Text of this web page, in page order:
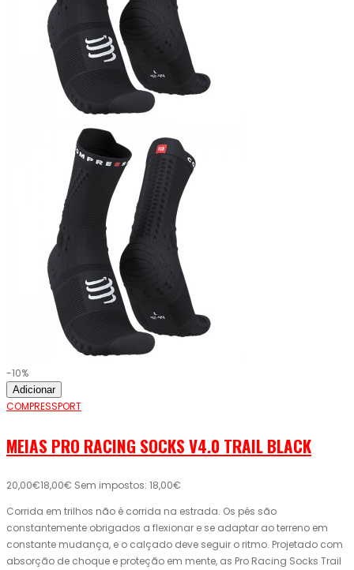
-10%
Adicionar
COMPRESSPORT
MEIAS PRO RACING SOCKS V4.0 TRAIL BLACK
20,00€18,00€ Sem impostos: 18,00€
Corrida em trilhos não é corrida na estrada. Os pés são
constantemente obrigados a flexionar e se adaptar ao terreno em
constante mudança, e o calçado deve seguir o ritmo. Projetado com
absorção de choque e proteção em mente, as Pro Racing Socks Trail